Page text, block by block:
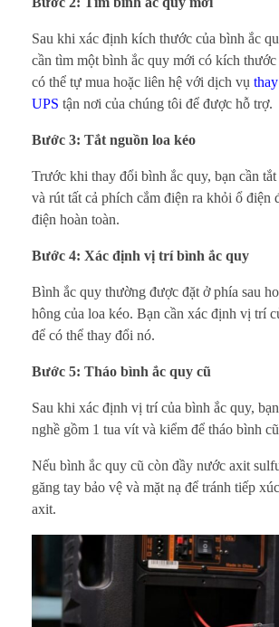
Sau khi xác định kích thước của bình ắc
cần tìm một bình ắc quy mới có kích
có thể tự mua hoặc liên hệ với dịch vụ
UPS tận nơi của chúng tôi để được hỗ trợ.
Bước 3: Tắt nguồn loa kéo
Trước khi thay đổi bình ắc quy, bạn cần
và rút tất cả phích cắm điện ra khỏi ổ điện
điện hoàn toàn.
Bước 4: Xác định vị trí bình ắc quy
Bình ắc quy thường được đặt ở phía sau
hông của loa kéo. Bạn cần xác định vị trí
để có thể thay đổi nó.
Bước 5: Tháo bình ắc quy cũ
Sau khi xác định vị trí của bình ắc quy,
nghề gồm 1 tua vít và kiểm để tháo bình
Nếu bình ắc quy cũ còn đầy nước axit
găng tay bảo vệ và mặt nạ để tránh tiếp
axit.